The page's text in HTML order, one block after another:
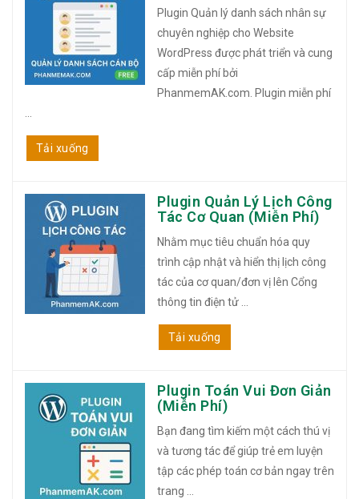
Plugin Quản lý danh sách nhân sự
chuyên nghiệp cho Website
WordPress được phát triển và cung
cấp miễn phí bởi
PhanmemAK.com. Plugin miễn phí
...
Tải xuống
Plugin Quản Lý Lịch Công
Tác Cơ Quan (Miễn Phí)
Nhằm mục tiêu chuẩn hóa quy
trình cập nhật và hiển thị lịch công
tác của cơ quan/đơn vị lên Cổng
thông tin điện tử ...
Tải xuống
Plugin Toán Vui Đơn Giản
(Miễn Phí)
Bạn đang tìm kiếm một cách thú vị
và tương tác để giúp trẻ em luyện
tập các phép toán cơ bản ngay trên
trang ...